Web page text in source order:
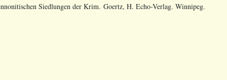
Siedlungen der Krim. Goertz, H. Echo-Verlag. Winnipeg.